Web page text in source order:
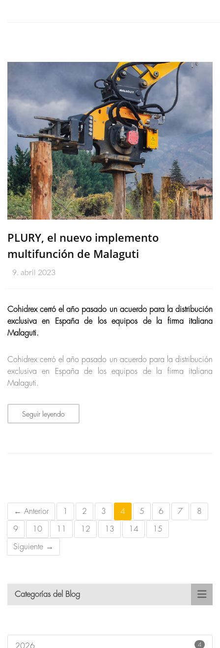
PLURY, el nuevo implemento
multifunción de Malaguti
9. abril 2023
Cohidrex cerró el año pasado un acuerdo para la distribución
exclusiva en España de los equipos de la firma italiana
Malaguti.
Cohidrex cerró el año pasado un acuerdo para la distribución
exclusiva en España de los equipos de la firma italiana
Malaguti.
Seguir leyendo
← Anterior 1 2 3 4 5 6 7 8
9 10 11 12 13 14 15
Siguiente →
Categorías del Blog
2026 4